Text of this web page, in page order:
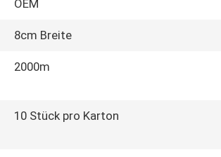
OEM
8cm Breite
2000m
10 Stück pro Karton